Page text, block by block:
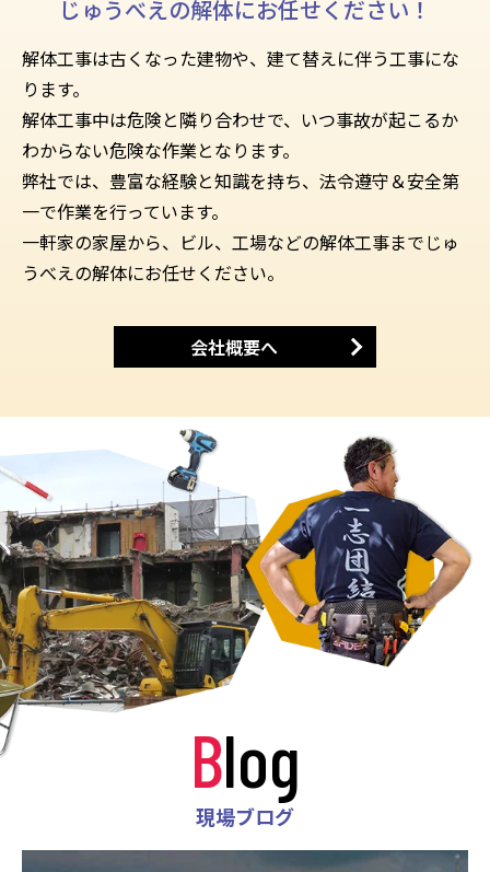
じゅうべえの解体にお任せください！
解体工事は古くなった建物や、建て替えに伴う工事にな
ります。
解体工事中は危険と隣り合わせで、いつ事故が起こるか
わからない危険な作業となります。
弊社では、豊富な経験と知識を持ち、法令遵守＆安全第
一で作業を行っています。
一軒家の家屋から、ビル、工場などの解体工事までじゅ
うべえの解体にお任せください。
会社概要へ
Blog
現場ブログ